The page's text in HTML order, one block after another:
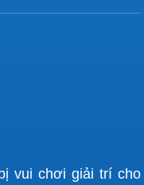
vui chơi giải trí cho